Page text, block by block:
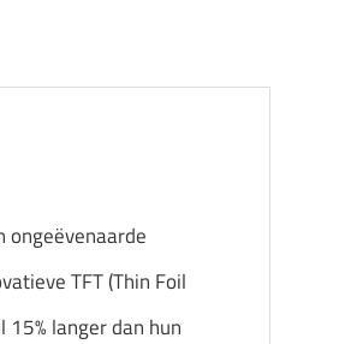
TFT (Thin Foil
langer dan hun